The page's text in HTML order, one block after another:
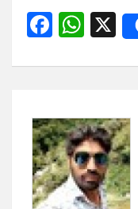
F
ce
o
o
k
W
at
A
p
p
X